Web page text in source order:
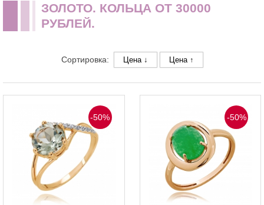
ЗОЛОТО. КОЛЬЦА ОТ 30000
РУБЛЕЙ.
Сортировка: Цена ↓ Цена ↑
-50% -50%